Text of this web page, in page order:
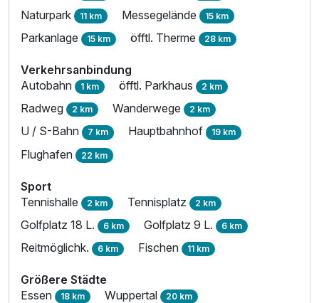
Für 4 Tage p.P. ab
Studio
2 Erwachsene und 1 Kind
Naturpark 11 km Messegelände 15 km
Parkanlage 15 km öfftl. Therme 28 km
Verkehrsanbindung
Autobahn 1 km öfftl. Parkhaus 2 km
Radweg 2 km Wanderwege 2 km
U / S-Bahn 7 km Hauptbahnhof 19 km
Flughafen 22 km
Sport
Tennishalle 2 km Tennisplatz 2 km
Golfplatz 18 L. 6 km Golfplatz 9 L. 6 km
Reitmöglichk. 6 km Fischen 11 km
Größere Städte
Essen 18 km Wuppertal 20 km